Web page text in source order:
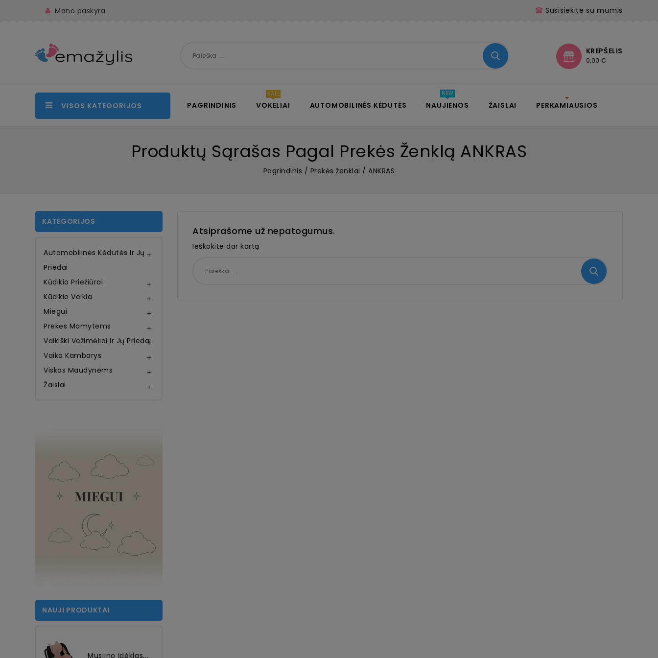
Mano paskyra Susisiekite su mumis
KREPŠELIS
0,00 €
VISOS KATEGORIJOS PAGRINDINIS VOKELIAI AUTOMOBILINĖS KĖDUTĖS NAUJIENOS ŽAISLAI PERKAMIAUSIOS
Produktų Sąrašas Pagal Prekės Ženklą ANKRAS
Pagrindinis Prekės ženklai ANKRAS
KATEGORIJOS
Automobilinės Kėdutės Ir Jų
Priedai

Kūdikio Priežiūrai 
Kūdikio Veikla 
Miegui 
Prekės Mamytėms 
Vaikiški Vežimėliai Ir Jų Priedai

Vaiko Kambarys 
Viskas Maudynėms 
Žaislai 
NAUJI PRODUKTAI
Muslino Įdėklas...
Atsiprašome už nepatogumus.
Ieškokite dar kartą